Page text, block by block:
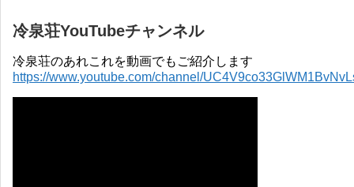
冷泉荘YouTubeチャンネル
冷泉荘のあれこれを動画でもご紹介します
https://www.youtube.com/channel/